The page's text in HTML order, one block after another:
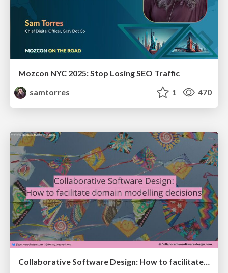
Mozcon NYC 2025: Stop Losing SEO Traffic
samtorres
1 470
Collaborative Software Design: How to facilitate domain modelling decisions